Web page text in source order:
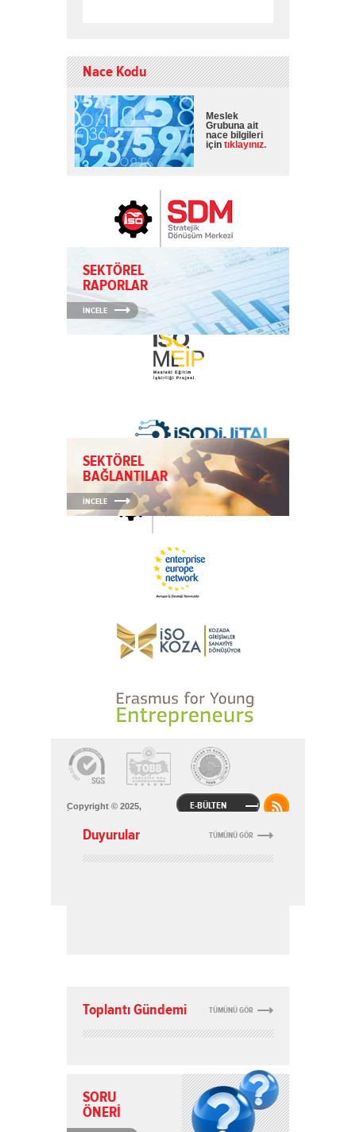
Duyurular TÜMÜNÜ GÖR
Toplantı Gündemi TÜMÜNÜ GÖR
SORU
ÖNERİ
SEKTÖREL
RAPORLAR
İNCELE
SEKTÖREL
BAĞLANTILAR
İNCELE
Nace Kodu
Meslek
Grubuna ait
nace bilgileri
için tıklayınız.
E-BÜLTEN
Copyright © 2025,
Gizlilik ve Hukuki Şartlar